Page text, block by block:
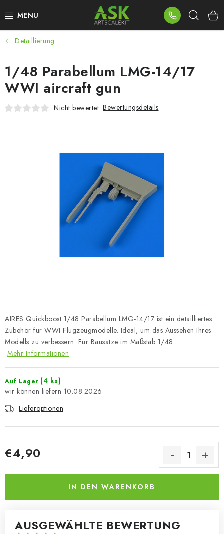
Inhalt
BLOG
SUMMER DAYS
WARHAMMER
FARBEN & WERKZEUGE
VERKAUFTE MARKEN
Über uns Meine Bestellung
Datenschutzbestimmungen
Beschwerdeverfahren
Großhandel
Detaillierung
AIRES Quickboost 1/48 Parabellum LMG-14/17 ist ein detailliertes
Zubehör für WWI Flugzeugmodelle. Ideal, um das Aussehen Ihres
Modells zu verbessern. Für Bausätze im Maßstab 1/48.
Mehr Informationen
Auf Lager (4 ks)
10.08.2026
Lieferoptionen
€4,90
IN DEN WARENKORB
AUSGEWÄHLTE BEWERTUNG
1/48 Parabellum LMG-14/17
WWI aircraft gun
Nicht bewertet Bewertungsdetails